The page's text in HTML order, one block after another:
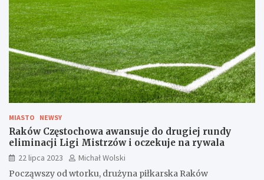
MIASTO NEWSY
Raków Częstochowa awansuje do drugiej rundy
eliminacji Ligi Mistrzów i oczekuje na rywala
22 lipca 2023
Michał Wolski
Począwszy od wtorku, drużyna piłkarska Raków